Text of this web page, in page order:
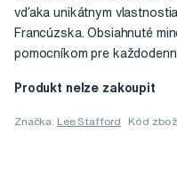
vďaka unikátnym
Francúzska. Obsiahnuté
pomocníkom pre
Produkt nelze zakoupit
Značka: Lee Stafford Kód